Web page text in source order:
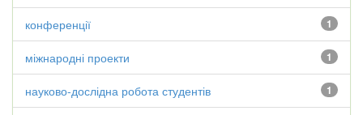
1
конференції
1
міжнародні проекти
1
науково-дослідна робота студентів